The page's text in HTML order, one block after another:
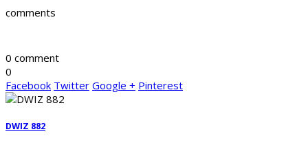
comments
0 comment
0
Facebook Twitter Google + Pinterest
DWIZ 882